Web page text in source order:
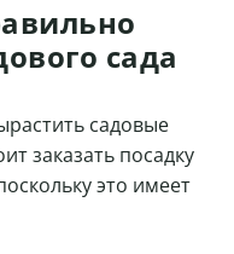
сада
садовые
заказать посадку
это имеет